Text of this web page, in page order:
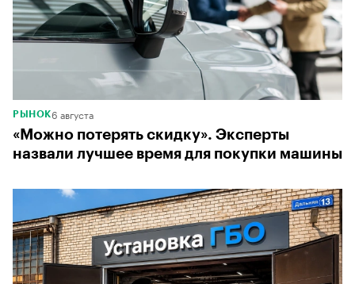
РЫНОК6 августа
«Можно потерять скидку». Эксперты
назвали лучшее время для покупки машины